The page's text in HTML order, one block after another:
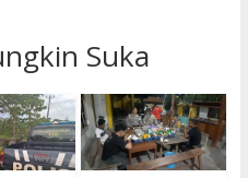
Suka